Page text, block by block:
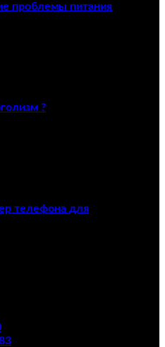
проблемы питания
?
телефона для